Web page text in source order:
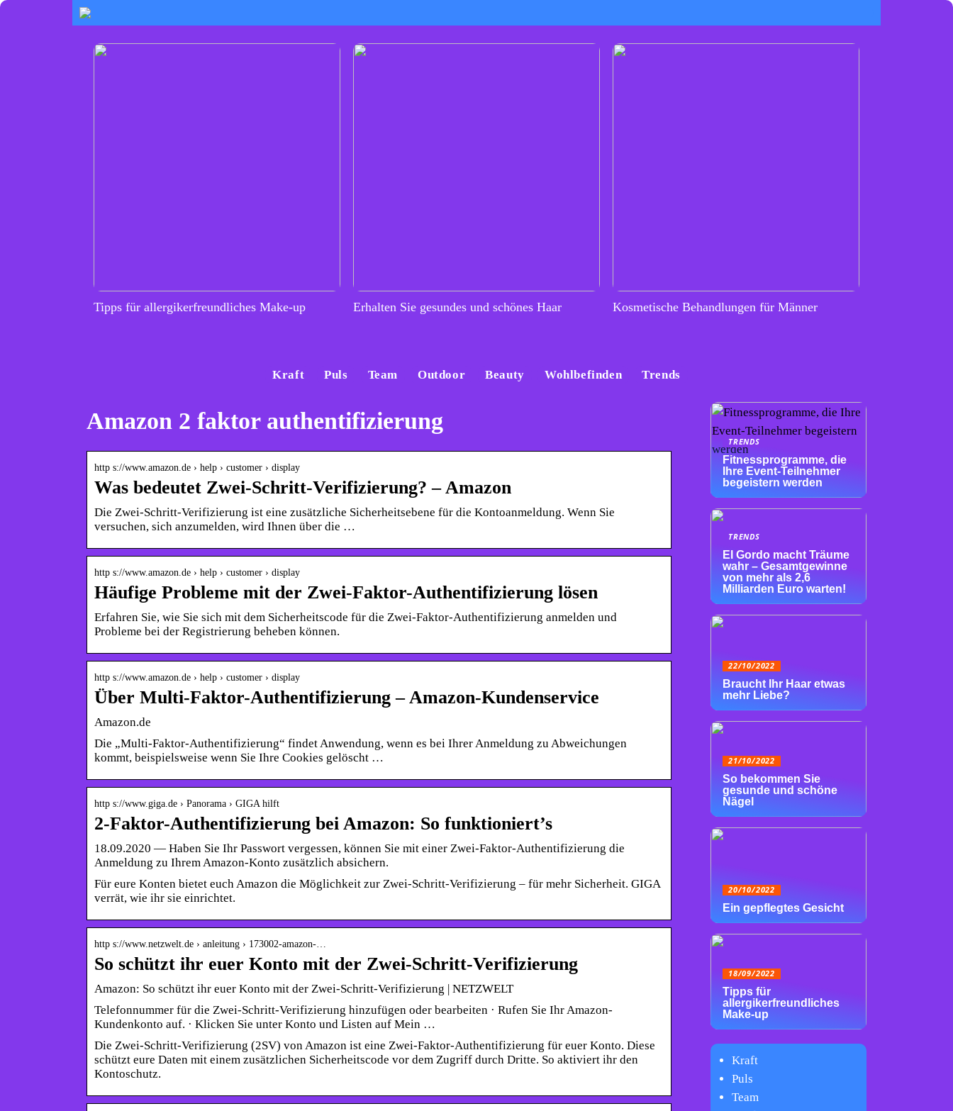
Tipps für allergikerfreundliches Make-up Erhalten Sie gesundes und schönes Haar Kosmetische Behandlungen für Männer
Kraft Puls Team Outdoor Beauty Wohlbefinden Trends
Amazon 2 faktor authentifizierung
http s://www.amazon.de › help › customer › display
Was bedeutet Zwei-Schritt-Verifizierung? – Amazon
Die Zwei-Schritt-Verifizierung ist eine zusätzliche Sicherheitsebene für die Kontoanmeldung. Wenn Sie
versuchen, sich anzumelden, wird Ihnen über die …
http s://www.amazon.de › help › customer › display
Häufige Probleme mit der Zwei-Faktor-Authentifizierung lösen
Erfahren Sie, wie Sie sich mit dem Sicherheitscode für die Zwei-Faktor-Authentifizierung anmelden und
Probleme bei der Registrierung beheben können.
http s://www.amazon.de › help › customer › display
Über Multi-Faktor-Authentifizierung – Amazon-Kundenservice
Amazon.de
Die „Multi-Faktor-Authentifizierung“ findet Anwendung, wenn es bei Ihrer Anmeldung zu Abweichungen
kommt, beispielsweise wenn Sie Ihre Cookies gelöscht …
http s://www.giga.de › Panorama › GIGA hilft
2-Faktor-Authentifizierung bei Amazon: So funktioniert’s
18.09.2020 — Haben Sie Ihr Passwort vergessen, können Sie mit einer Zwei-Faktor-Authentifizierung die
Anmeldung zu Ihrem Amazon-Konto zusätzlich absichern.
Für eure Konten bietet euch Amazon die Möglichkeit zur Zwei-Schritt-Verifizierung – für mehr Sicherheit. GIGA
verrät, wie ihr sie einrichtet.
http s://www.netzwelt.de › anleitung › 173002-amazon-…
So schützt ihr euer Konto mit der Zwei-Schritt-Verifizierung
Amazon: So schützt ihr euer Konto mit der Zwei-Schritt-Verifizierung | NETZWELT
Telefonnummer für die Zwei-Schritt-Verifizierung hinzufügen oder bearbeiten · Rufen Sie Ihr Amazon-
Kundenkonto auf. · Klicken Sie unter Konto und Listen auf Mein …
Die Zwei-Schritt-Verifizierung (2SV) von Amazon ist eine Zwei-Faktor-Authentifizierung für euer Konto. Diese
schützt eure Daten mit einem zusätzlichen Sicherheitscode vor dem Zugriff durch Dritte. So aktiviert ihr den
Kontoschutz.
TRENDS
Fitnessprogramme, die
Ihre Event-Teilnehmer
begeistern werden
TRENDS
El Gordo macht Träume
wahr – Gesamtgewinne
von mehr als 2,6
Milliarden Euro warten!
22/10/2022
Braucht Ihr Haar etwas
mehr Liebe?
21/10/2022
So bekommen Sie
gesunde und schöne
Nägel
20/10/2022
Ein gepflegtes Gesicht
18/09/2022
Tipps für
allergikerfreundliches
Make-up
Kraft
Puls
Team